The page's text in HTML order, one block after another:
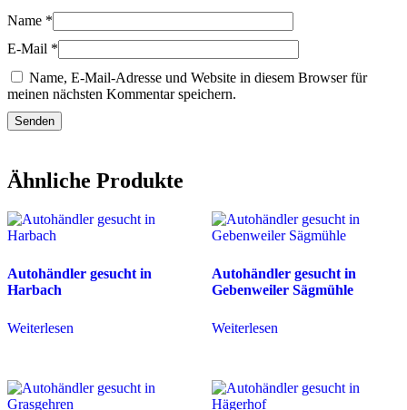
Name *
E-Mail *
Name, E-Mail-Adresse und Website in diesem Browser für
meinen nächsten Kommentar speichern.
Ähnliche Produkte
Autohändler gesucht in
Harbach
Weiterlesen
Autohändler gesucht in
Gebenweiler Sägmühle
Weiterlesen